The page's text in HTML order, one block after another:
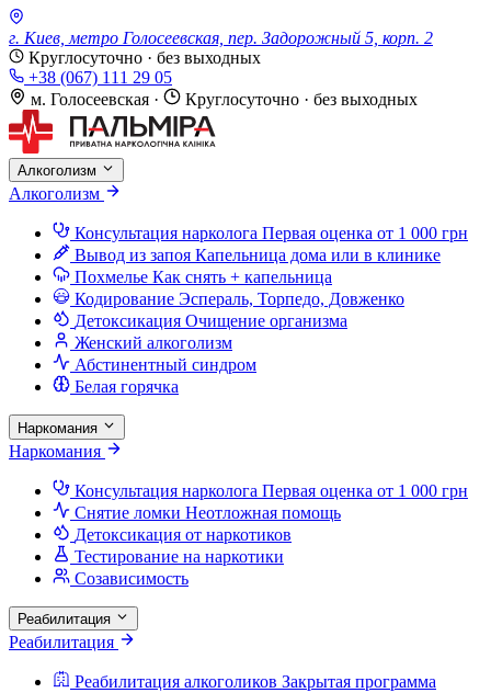
г. Киев, метро Голосеевская, пер. Задорожный 5, корп. 2
Круглосуточно · без выходных
+38 (067) 111 29 05
м. Голосеевская · Круглосуточно · без выходных
Алкоголизм
Алкоголизм
Консультация нарколога Первая оценка от 1 000 грн
Вывод из запоя Капельница дома или в клинике
Похмелье Как снять + капельница
Кодирование Эспераль, Торпедо, Довженко
Детоксикация Очищение организма
Женский алкоголизм
Абстинентный синдром
Белая горячка
Наркомания
Наркомания
Консультация нарколога Первая оценка от 1 000 грн
Снятие ломки Неотложная помощь
Детоксикация от наркотиков
Тестирование на наркотики
Созависимость
Реабилитация
Реабилитация
Реабилитация алкоголиков Закрытая программа